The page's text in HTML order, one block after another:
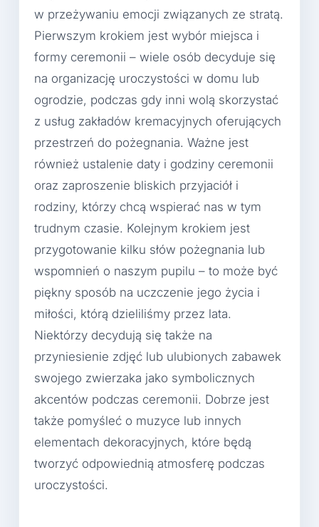
w przeżywaniu emocji związanych ze stratą.
Pierwszym krokiem jest wybór miejsca i
formy ceremonii – wiele osób decyduje się
na organizację uroczystości w domu lub
ogrodzie, podczas gdy inni wolą skorzystać
z usług zakładów kremacyjnych oferujących
przestrzeń do pożegnania. Ważne jest
również ustalenie daty i godziny ceremonii
oraz zaproszenie bliskich przyjaciół i
rodziny, którzy chcą wspierać nas w tym
trudnym czasie. Kolejnym krokiem jest
przygotowanie kilku słów pożegnania lub
wspomnień o naszym pupilu – to może być
piękny sposób na uczczenie jego życia i
miłości, którą dzieliliśmy przez lata.
Niektórzy decydują się także na
przyniesienie zdjęć lub ulubionych zabawek
swojego zwierzaka jako symbolicznych
akcentów podczas ceremonii. Dobrze jest
także pomyśleć o muzyce lub innych
elementach dekoracyjnych, które będą
tworzyć odpowiednią atmosferę podczas
uroczystości.